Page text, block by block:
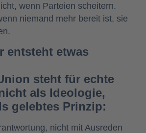
wenn Parteien scheitern.
niemand mehr bereit ist, sie
entsteht etwas
steht für echte
als Ideologie,
gelebtes Prinzip:
nicht mit Ausreden